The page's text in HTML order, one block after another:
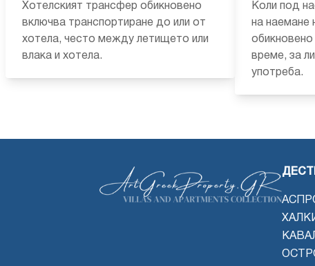
Хотелският трансфер обикновено
включва транспортиране до или от
хотела, често между летището или
влака и хотела.
Коли под
на наемане
време, за
употреба.